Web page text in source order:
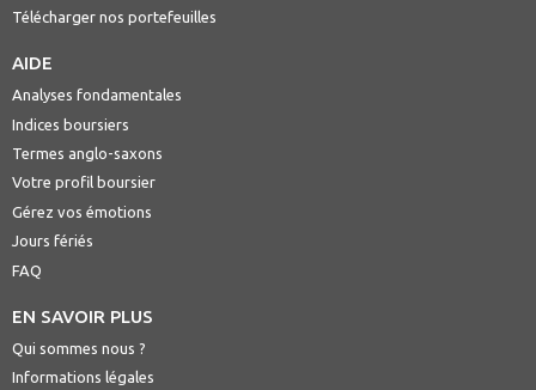
Télécharger nos portefeuilles
AIDE
Analyses fondamentales
Indices boursiers
Termes anglo-saxons
Votre profil boursier
Gérez vos émotions
Jours fériés
FAQ
EN SAVOIR PLUS
Qui sommes nous ?
Informations légales